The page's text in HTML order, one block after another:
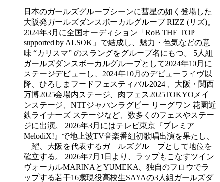
日本のガールズグループシーンに彗星の如く登場した
大阪発ガールズダンスボーカルグループ RIZZ (リズ)。
2024年3月に全国オーディション「RoB THE TOP
supported by ALSOK」で結成し、魅力・色気などの意
味 “カリスマ” のスラングをグループ名にもつ。 5人組
ガールズダンスボーカルグループとして2024年10月に
ステージデビューし、2024年10月のデビューライヴ以
降、ひろしまフードフェスティバル2024 、大阪・関西
万博2025会場内ステージ、肉フェス2025TOKYOメイ
ンステージ、NTTジャパンラグビー リーグワン 花園近
鉄ライナーズ ステージなど、数多くのフェスやステー
ジに出演。 2026年3月にはテレビ東京『プレミア
MelodiX!』で地上波TV音楽番組初歌唱出演を果たし、
一躍、大阪を代表するガールズグループとして地位を
確立する。 2026年7月1日より、ラップもこなすツイン
ヴォーカルMARINAとYUMEKA、独自のフロウでラ
ップする若干16歳現役高校生SAYAの3人組ガールズダ